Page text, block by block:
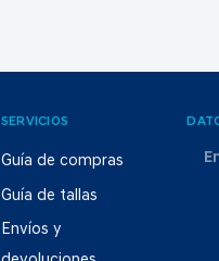
SERVICIOS
Guía de compras
Guía de tallas
Envíos y